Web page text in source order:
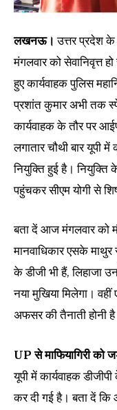
लखनऊ।उत्तर प्रदेश
मंगलवार को सेवानिवृत्त
हुए कार्यवाहक पुलिस
प्रशांत कुमार अभी तक
कार्यवाहक के तौर पर
लगातार चौथी बार यूपी
नियुक्ति हुई है।
पहुंचकर सीएम योगी से
बता दें आज मंगलवार को
मानवाधिकार एसके माथुर
के डीजी भी हैं, लिहाजा
नया मुखिया मिलेगा।
अफसर की तैनाती होनी
UP से माफियागिरी को
यूपी में कार्यवाहक
कर दी गई है। बता दें कि